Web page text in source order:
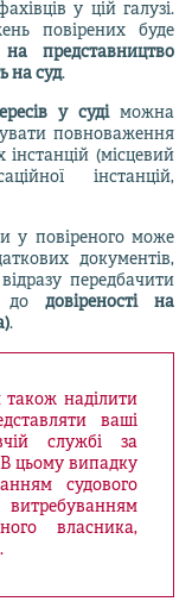
у цій галузі.
повірених буде
на представництво
на суд.
у судіможна
повноваження
інстанцій (місцевий
інстанцій,
у повіреного може
документів,
передбачити
додовіреності на
.
також наділити
ваші
службі за
В цьому випадку
судового
витребуванням
власника,